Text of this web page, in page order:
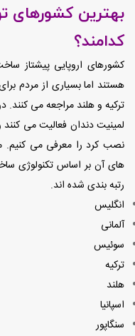
بهترین کشورهای
کدامند؟
کشورهای اروپایی پیشتاز
هستند اما بسیاری از مردم
ترکیه و هلند مراجعه می کنند.
لمینیت دندان فعالیت می
نصب کرد را معرفی می کنیم.
های آن بر اساس تکنولوژی
رتبه بندی شده اند.
انگلیس
آلمانی
سوئیس
ترکیه
هلند
اسپانیا
سنگاپور